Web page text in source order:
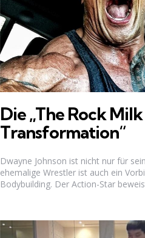
Die „The Rock Milk
Transformation“
Dwayne Johnson ist nicht nur für
ehemalige Wrestler ist auch ein
Bodybuilding. Der Action-Star